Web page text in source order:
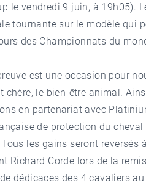
le vendredi 9 juin, à 19h05).
tournante sur le modèle qui
des Championnats du
est une occasion pour
chère, le bien-être animal.
en partenariat avec
de protection du cheval
les gains seront reversés
Richard Corde lors de la
dédicaces des 4 cavaliers